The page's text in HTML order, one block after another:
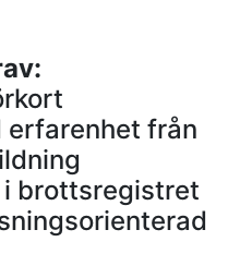
erfarenhet från
i brottsregistret